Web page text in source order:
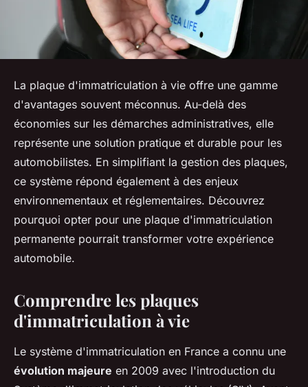
La plaque d'immatriculation à vie offre une gamme
d'avantages souvent méconnus. Au-delà des
économies sur les démarches administratives, elle
représente une solution pratique et durable pour les
automobilistes. En simplifiant la gestion des plaques,
ce système répond également à des enjeux
environnementaux et réglementaires. Découvrez
pourquoi opter pour une plaque d'immatriculation
permanente pourrait transformer votre expérience
automobile.
Comprendre les plaques
d'immatriculation à vie
Le système d'immatriculation en France a connu une
évolution majeure en 2009 avec l'introduction du